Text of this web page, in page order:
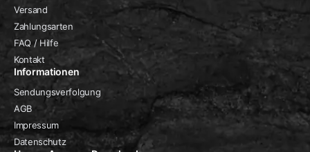
Versand
Zahlungsarten
FAQ / Hilfe
Kontakt
Informationen
Sendungsverfolgung
AGB
Impressum
Datenschutz